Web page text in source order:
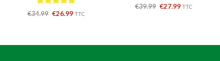
Note4.88
€34.99 Le
€26.99Le
TTC
Note5.00
€39.99 Le
€27.99Le
TTC